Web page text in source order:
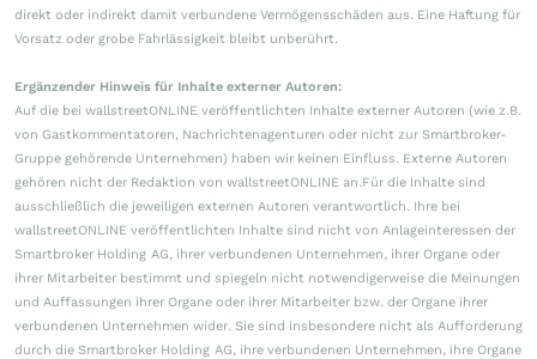
direkt oder indirekt damit verbundene Vermögensschäden aus. Eine Haftung für
Vorsatz oder grobe Fahrlässigkeit bleibt unberührt.
Ergänzender Hinweis für Inhalte externer Autoren:
Auf die bei wallstreetONLINE veröffentlichten Inhalte externer Autoren (wie z.B.
von Gastkommentatoren, Nachrichtenagenturen oder nicht zur Smartbroker-
Gruppe gehörende Unternehmen) haben wir keinen Einfluss. Externe Autoren
gehören nicht der Redaktion von wallstreetONLINE an.Für die Inhalte sind
ausschließlich die jeweiligen externen Autoren verantwortlich. Ihre bei
wallstreetONLINE veröffentlichten Inhalte sind nicht von Anlageinteressen der
Smartbroker Holding AG, ihrer verbundenen Unternehmen, ihrer Organe oder
ihrer Mitarbeiter bestimmt und spiegeln nicht notwendigerweise die Meinungen
und Auffassungen ihrer Organe oder ihrer Mitarbeiter bzw. der Organe ihrer
verbundenen Unternehmen wider. Sie sind insbesondere nicht als Aufforderung
durch die Smartbroker Holding AG, ihre verbundenen Unternehmen, ihre Organe